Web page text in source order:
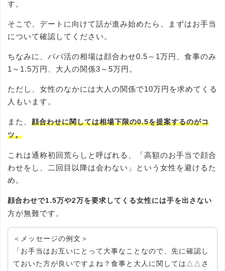
す。
そこで、デートに向けて話が進み始めたら、まずはお手当
について確認してください。
ちなみに、パパ活の相場は顔合わせ0.5～1万円、食事のみ
1～1.5万円、大人の関係3～5万円。
ただし、女性のなかには大人の関係で10万円を求めてくる
人もいます。
また、 顔合わせに関しては相場下限の0.5を提案するのがコ
ツ。
これは通称初回荒らしと呼ばれる、「高額のお手当で顔合
わせをし、二回目以降は会わない」という女性を避けるた
め。
顔合わせで1.5万や2万を要求してくる女性には手を出さない
方が無難です。
＜メッセージの例文＞
「お手当はお互いにとって大事なことなので、先に確認し
ておいた方が良いですよね？食事と大人に関しては△△さ